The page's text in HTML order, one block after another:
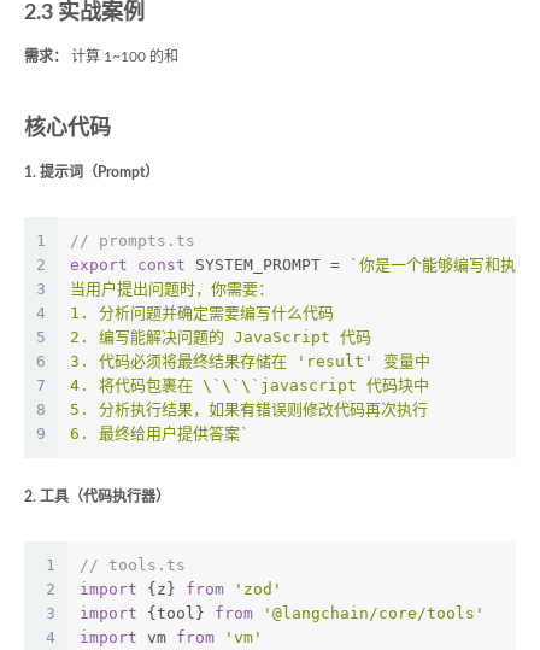
2.3 实战案例
需求： 计算 1~100 的和
核心代码
1. 提示词（Prompt）
1
2
3
4
5
6
7
8
9
// prompts.ts
export
const SYSTEM_PROMPT =
`你是一个能够编写和执行
当用户提出问题时，你需要：
1. 分析问题并确定需要编写什么代码
2. 编写能解决问题的 JavaScript 代码
3. 代码必须将最终结果存储在 'result' 变量中
4. 将代码包裹在 \`\`\`javascript 代码块中
5. 分析执行结果，如果有错误则修改代码再次执行
6. 最终给用户提供答案`
2. 工具（代码执行器）
1
2
3
4
// tools.ts
import {z} from
'zod'
import {tool} from
'@langchain/core/tools'
import vm from 'vm'